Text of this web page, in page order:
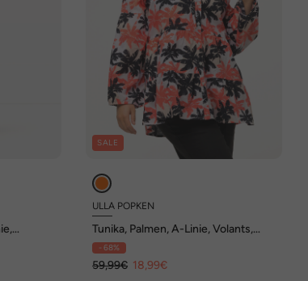
SALE
ULLA POPKEN
Tunika, Palmen, A-Linie, Volants,
Rundhals, Langarm
- 68%
59,99€ 18,99€